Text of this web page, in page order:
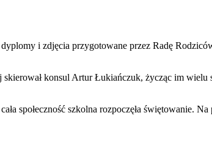
i zdjęcia przygotowane przez Radę
konsul Artur Łukiańczuk, życząc im
społeczność szkolna rozpoczęła świętowanie.